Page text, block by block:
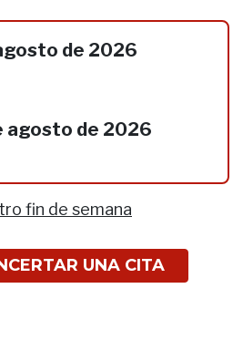
de 2026
agosto de 2026
fin de semana
UNA CITA